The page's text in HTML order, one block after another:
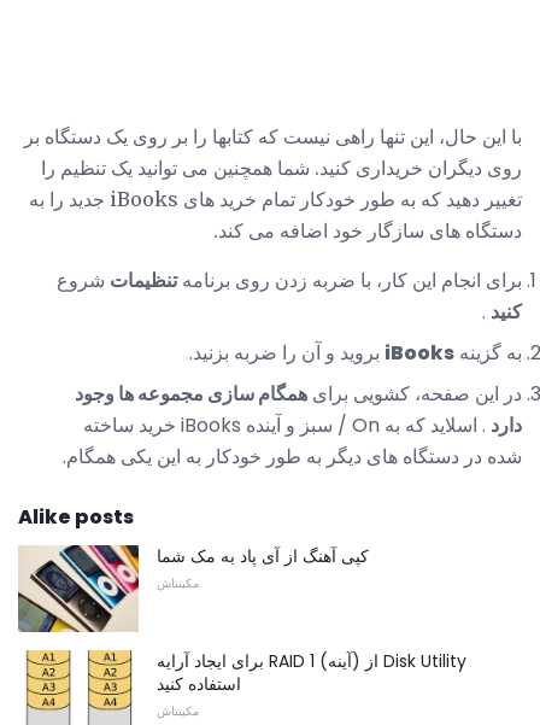
با این حال، این تنها راهی نیست که کتابها را بر روی یک دستگاه بر
روی دیگران خریداری کنید. شما همچنین می توانید یک تنظیم را
تغییر دهید که به طور خودکار تمام خرید های iBooks جدید را به
دستگاه های سازگار خود اضافه می کند.
برای انجام این کار، با ضربه زدن روی برنامهتنظیمات شروع
کنید .
به گزینه iBooks بروید و آن را ضربه بزنید.
در این صفحه، کشویی برای همگام سازی مجموعه ها وجود
دارد
. اسلاید که به On / سبز و آینده iBooks خرید ساخته
شده در دستگاه های دیگر به طور خودکار به این یکی همگام.
Alike posts
کپی آهنگ از آی پاد به مک شما
مکینتاش
برای ایجاد آرایه RAID 1 (آینه) از Disk Utility
استفاده کنید
مکینتاش